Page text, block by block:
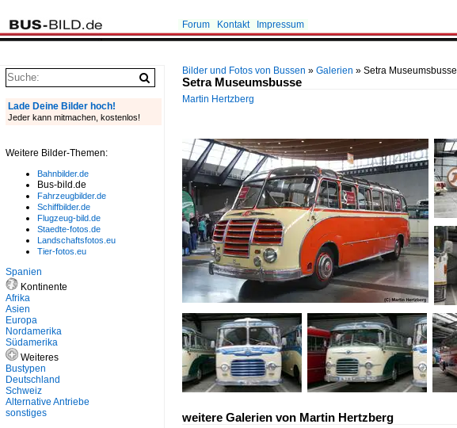
Forum Kontakt Impressum
Bilder und Fotos von Bussen » Galerien » Setra Museumsbusse
Setra Museumsbusse
Martin Hertzberg
weitere Galerien von Martin Hertzberg
Lade Deine Bilder hoch!
Jeder kann mitmachen, kostenlos!
Weitere Bilder-Themen:
Bahnbilder.de
Bus-bild.de
Fahrzeugbilder.de
Schiffbilder.de
Flugzeug-bild.de
Staedte-fotos.de
Landschaftsfotos.eu
Tier-fotos.eu
Spanien
Kontinente
Afrika
Asien
Europa
Nordamerika
Südamerika
Weiteres
Bustypen
Deutschland
Schweiz
Alternative Antriebe
sonstiges